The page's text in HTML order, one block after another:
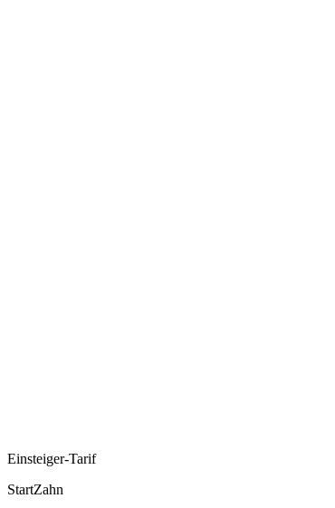
Einsteiger-Tarif
StartZahn